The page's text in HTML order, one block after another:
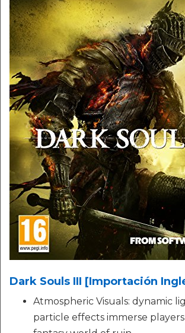
Dark Souls III [Importación
Atmospheric Visuals: dynamic
particle effects immerse